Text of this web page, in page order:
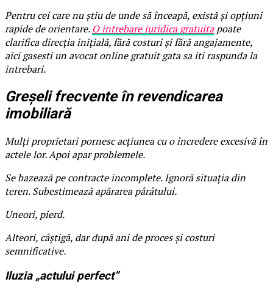
Pentru cei care nu știu de unde să înceapă, există și opțiuni
rapide de orientare. O intrebare juridica gratuitapoate
clarifica direcția inițială, fără costuri și fără angajamente,
aici gasesti un avocat online gratuit gata sa iti raspunda la
intrebari.
Greșeli frecvente în revendicarea
imobiliară
Mulți proprietari pornesc acțiunea cu o încredere excesivă în
actele lor. Apoi apar problemele.
Se bazează pe contracte incomplete. Ignoră situația din
teren. Subestimează apărarea pârâtului.
Uneori, pierd.
Alteori, câștigă, dar după ani de proces și costuri
semnificative.
Iluzia „actului perfect”